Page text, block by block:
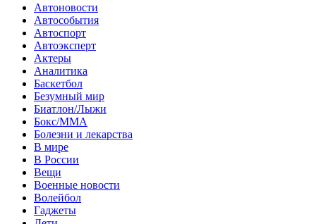
Автоновости
Автособытия
Автоспорт
Автоэксперт
Актеры
Аналитика
Баскетбол
Безумный мир
Биатлон/Лыжи
Бокс/MMA
Болезни и лекарства
В мире
В России
Вещи
Военные новости
Волейбол
Гаджеты